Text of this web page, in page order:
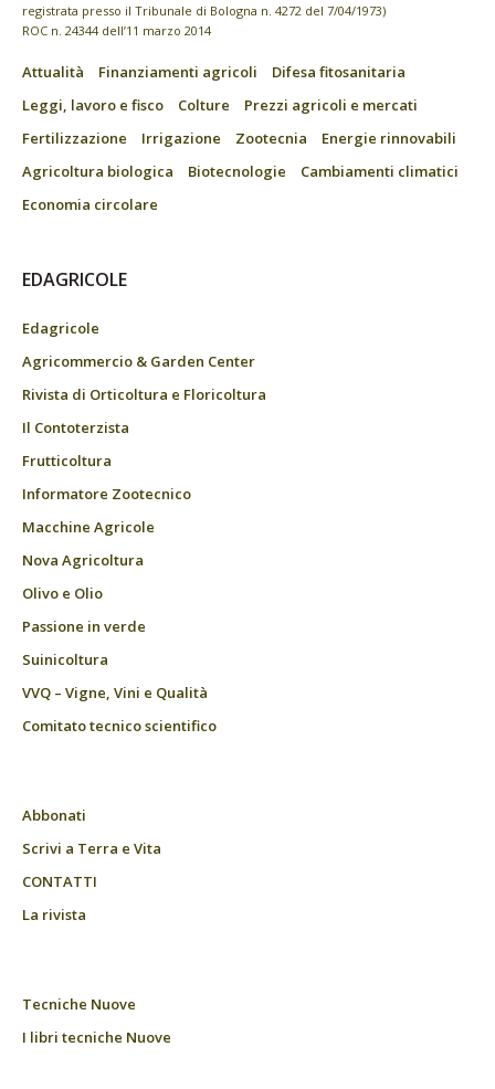
registrata presso il Tribunale di Bologna n. 4272 del 7/04/1973)
ROC n. 24344 dell’11 marzo 2014
Attualità Finanziamenti agricoli
Difesa fitosanitaria
Leggi, lavoro e fisco
Colture
Prezzi agricoli e mercati
Fertilizzazione
Irrigazione Zootecnia
Energie rinnovabili
Agricoltura biologica
Biotecnologie
Cambiamenti climatici
Economia circolare
EDAGRICOLE
Edagricole
Agricommercio & Garden Center
Rivista di Orticoltura e Floricoltura
Il Contoterzista
Frutticoltura
Informatore Zootecnico
Macchine Agricole
Nova Agricoltura
Olivo e Olio
Passione in verde
Suinicoltura
VVQ – Vigne, Vini e Qualità
Comitato tecnico scientifico
Abbonati
Scrivi a Terra e Vita
CONTATTI
La rivista
Tecniche Nuove
I libri tecniche Nuove